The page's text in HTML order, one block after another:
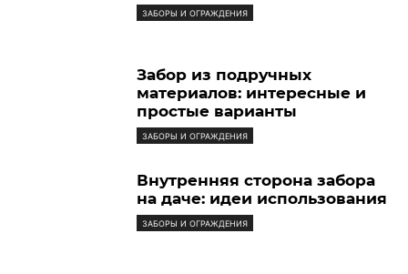
ЗАБОРЫ И ОГРАЖДЕНИЯ
Забор из подручных
материалов: интересные и
простые варианты
ЗАБОРЫ И ОГРАЖДЕНИЯ
Внутренняя сторона забора
на даче: идеи использования
ЗАБОРЫ И ОГРАЖДЕНИЯ